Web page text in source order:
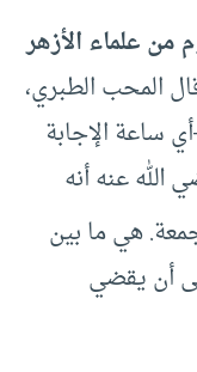
علماء الأزهر
المحب الطبري،
ساعة الإجابة
عنه أنه
هي ما بين
أن يقضي